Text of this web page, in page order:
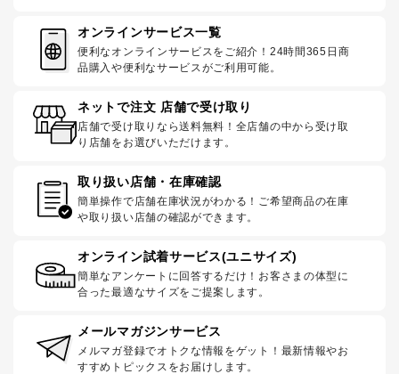
オンラインサービス一覧
便利なオンラインサービスをご紹介！24時間365日商
品購入や便利なサービスがご利用可能。
ネットで注文 店舗で受け取り
店舗で受け取りなら送料無料！全店舗の中から受け取
り店舗をお選びいただけます。
取り扱い店舗・在庫確認
簡単操作で店舗在庫状況がわかる！ご希望商品の在庫
や取り扱い店舗の確認ができます。
オンライン試着サービス(ユニサイズ)
簡単なアンケートに回答するだけ！お客さまの体型に
合った最適なサイズをご提案します。
メールマガジンサービス
メルマガ登録でオトクな情報をゲット！最新情報やお
すすめトピックスをお届けします。